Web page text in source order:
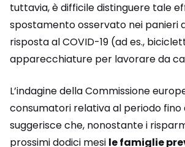
tuttavia, è difficile distinguere tale
spostamento osservato nei panieri
risposta al COVID-19 (ad es.,
apparecchiature per lavorare da
L’indagine della Commissione
consumatori relativa al periodo fino
suggerisce che, nonostante i
prossimi dodici mesi le famiglie